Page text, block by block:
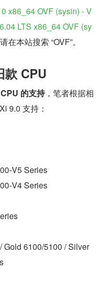
x86_64 OVF (sysin) - V
LTS x86_64 OVF (sy
在本站搜索 “OVF”。
款 CPU
的支持，笔者根据相
9.0 支持：
Series
Series
Gold 6100/5100 / Silver